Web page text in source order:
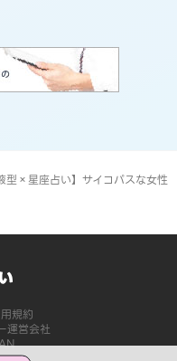
型×星座占い】サイコパスな女性
規約
運営会社